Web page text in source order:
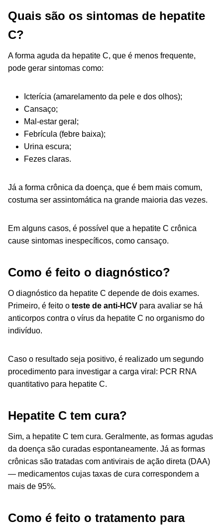
Quais são os sintomas de hepatite
C?
A forma aguda da hepatite C, que é menos frequente,
pode gerar sintomas como:
Icterícia (amarelamento da pele e dos olhos);
Cansaço;
Mal-estar geral;
Febrícula (febre baixa);
Urina escura;
Fezes claras.
Já a forma crônica da doença, que é bem mais comum,
costuma ser assintomática na grande maioria das vezes.
Em alguns casos, é possível que a hepatite C crônica
cause sintomas inespecíficos, como cansaço.
Como é feito o diagnóstico?
O diagnóstico da hepatite C depende de dois exames.
Primeiro, é feito o teste de anti-HCV para avaliar se há
anticorpos contra o vírus da hepatite C no organismo do
indivíduo.
Caso o resultado seja positivo, é realizado um segundo
procedimento para investigar a carga viral: PCR RNA
quantitativo para hepatite C.
Hepatite C tem cura?
Sim, a hepatite C tem cura. Geralmente, as formas agudas
da doença são curadas espontaneamente. Já as formas
crônicas são tratadas com antivirais de ação direta (DAA)
— medicamentos cujas taxas de cura correspondem a
mais de 95%.
Como é feito o tratamento para